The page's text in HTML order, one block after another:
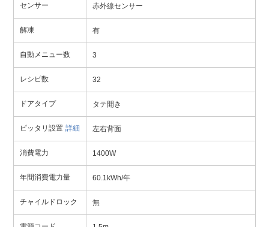
センサー 赤外線センサー
解凍 有
自動メニュー数 3
レシピ数 32
ドアタイプ タテ開き
ピッタリ設置 詳細 左右背面
消費電力 1400W
年間消費電力量 60.1kWh/年
チャイルドロック 無